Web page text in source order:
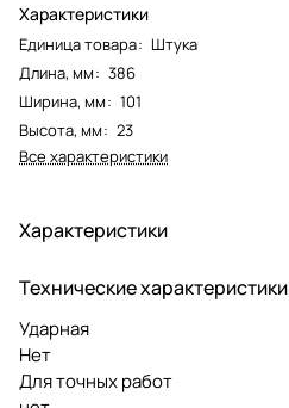
Характеристики
Единица товара: Штука
Длина, мм: 386
Ширина, мм: 101
Высота, мм: 23
Все характеристики
Характеристики
Технические характеристики
Ударная
Нет
Для точных работ